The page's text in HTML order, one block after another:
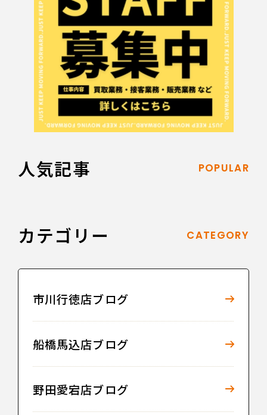
人気記事 POPULAR
カテゴリー CATEGORY
市川行徳店ブログ
船橋馬込店ブログ
野田愛宕店ブログ